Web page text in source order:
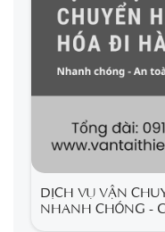
DỊCH VỤ VẬN
NHANH CHÓNG -